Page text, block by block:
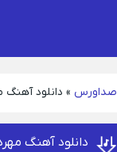
صداورس » دانلود آهنگ
دانلود آهنگ